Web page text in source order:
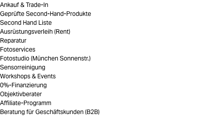
Ankauf & Trade-In
Geprüfte Second-Hand-Produkte
Second Hand Liste
Ausrüstungsverleih (Rent)
Reparatur
Fotoservices
Fotostudio (München Sonnenstr.)
Sensorreinigung
Workshops & Events
0%-Finanzierung
Objektivberater
Affiliate-Programm
Beratung für Geschäftskunden (B2B)